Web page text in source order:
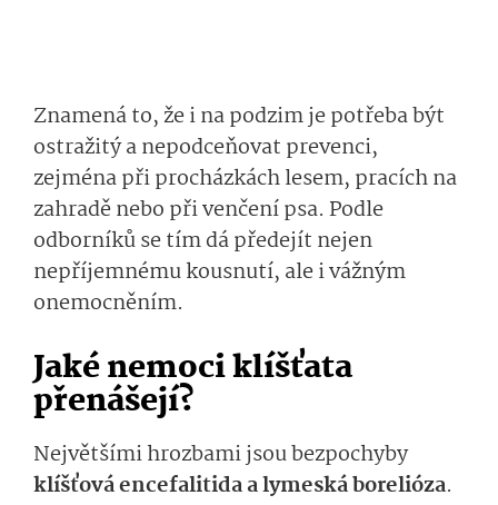
Znamená to, že i na podzim je potřeba být
ostražitý a nepodceňovat prevenci,
zejména při procházkách lesem, pracích na
zahradě nebo při venčení psa. Podle
odborníků se tím dá předejít nejen
nepříjemnému kousnutí, ale i vážným
onemocněním.
Jaké nemoci klíšťata
přenášejí?
Největšími hrozbami jsou bezpochyby
klíšťová encefalitida a lymeská borelióza.